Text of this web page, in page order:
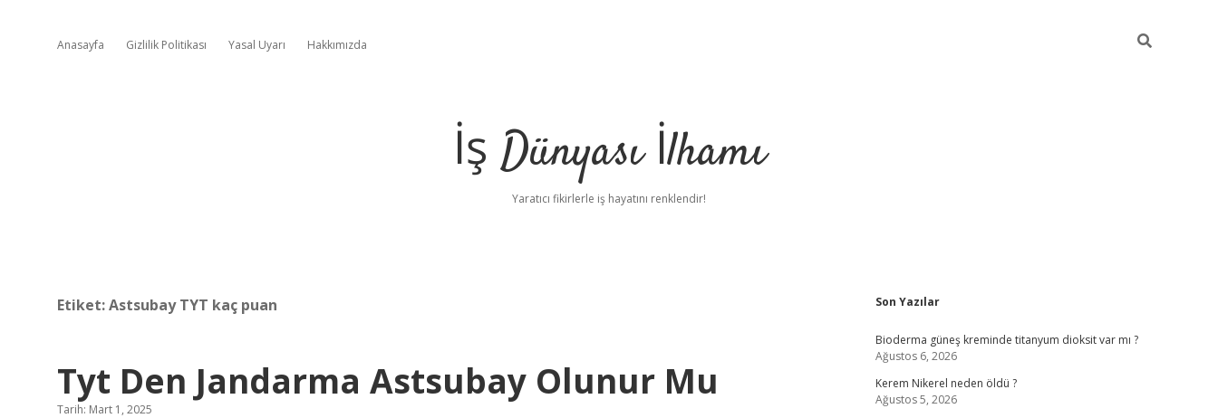
Anasayfa Gizlilik Politikası Yasal Uyarı Hakkımızda
İş Dünyası İlhamı
Yaratıcı fikirlerle iş hayatını renklendir!
Etiket:Astsubay TYT kaç puan
Tyt Den Jandarma Astsubay Olunur Mu
Tarih: Mart 1, 2025
Sidebar
Son Yazılar
Bioderma güneş kreminde titanyum dioksit var mı ?
Ağustos 6, 2026
Kerem Nikerel neden öldü ?
Ağustos 5, 2026